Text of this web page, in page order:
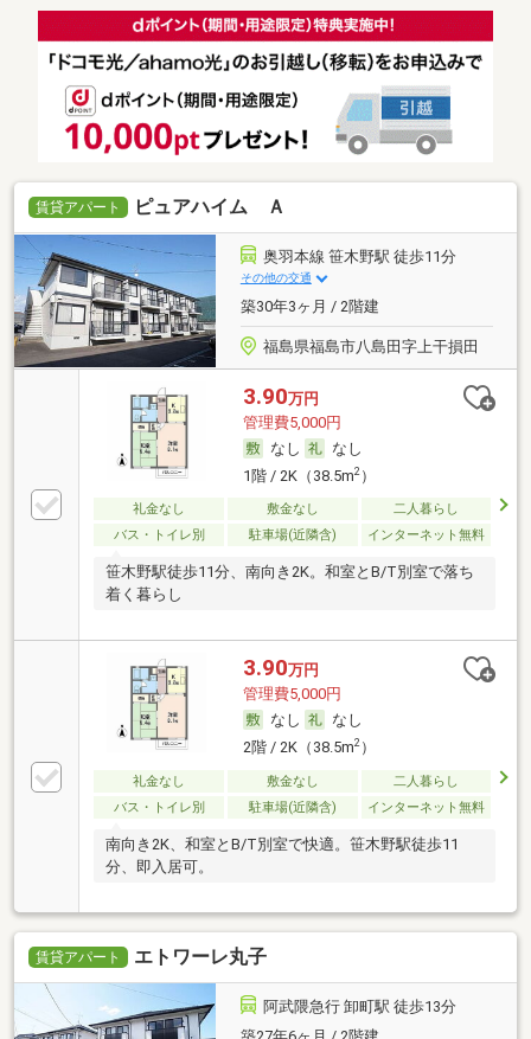
賃貸アパート ピュアハイム Ａ
奥羽本線 笹木野駅 徒歩11分
その他の交通
築30年3ヶ月 / 2階建
福島県福島市八島田字上干損田
3.90万円
管理費5,000円
なし
なし
1階 / 2K（38.5m2）
礼金なし 敷金なし
二人暮らし
バス・トイレ別
駐車場(近隣含) インターネット無料
笹木野駅徒歩11分、南向き2K。和室とB/T別室で落ち
着く暮らし
3.90万円
管理費5,000円
なし
なし
2階 / 2K（38.5m2）
礼金なし 敷金なし
二人暮らし
バス・トイレ別
駐車場(近隣含) インターネット無料
南向き2K、和室とB/T別室で快適。笹木野駅徒歩11
分、即入居可。
賃貸アパート エトワーレ丸子
阿武隈急行 卸町駅 徒歩13分